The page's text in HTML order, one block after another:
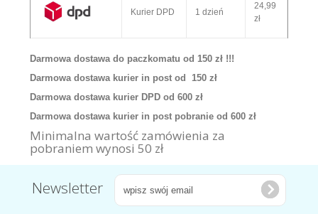
Kurier DPD 1 dzień
24,99
zł
Darmowa dostawa do paczkomatu od 150 zł !!!
Darmowa dostawa kurier in post od 150 zł
Darmowa dostawa kurier DPD od 600 zł
Darmowa dostawa kurier in post pobranie od 600 zł
Minimalna wartość zamówienia za
pobraniem wynosi 50 zł
Newsletter